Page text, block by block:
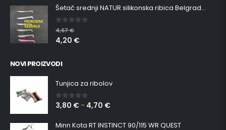
Šetač srednji NATUR silikonska ribica Belgrade Walker
0 out of 5
4,67€
4,20 €
NOVI PROIZVODI
Tunjica za ribolov
0 out of 5
3,80 € – 4,70 €
Minn Kota RT INSTINCT 90/115 WR QUEST